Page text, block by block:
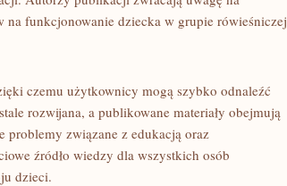
funkcjonowanie dziecka w grupie rówieśniczej
czemu użytkownicy mogą szybko odnaleźć
rozwijana, a publikowane materiały obejmują
problemy związane z edukacją oraz
źródło wiedzy dla wszystkich osób
dzieci.